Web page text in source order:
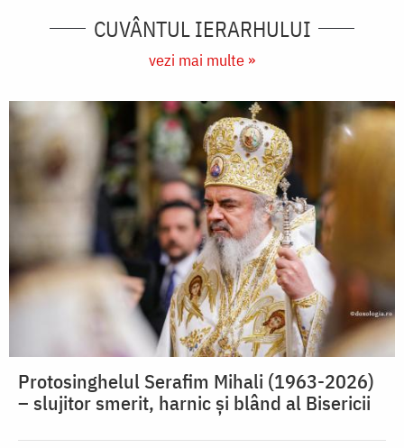
CUVÂNTUL IERARHULUI
vezi mai multe »
Protosinghelul Serafim Mihali (1963-2026)
– slujitor smerit, harnic și blând al Bisericii